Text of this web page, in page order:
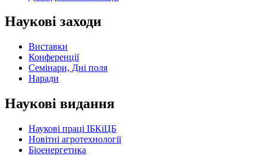
Наукові заходи
Виставки
Конференції
Семінари, Дні поля
Наради
Наукові видання
Наукові праці ІБКіЦБ
Новітні агротехнології
Бiоенергетика